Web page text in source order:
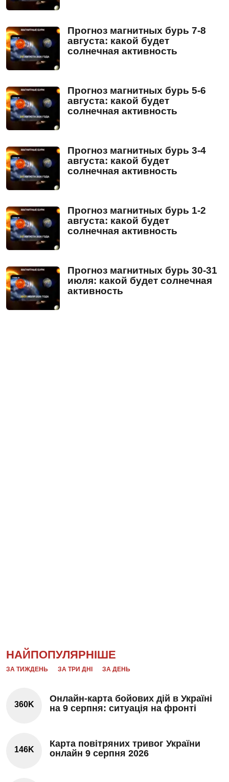
Прогноз магнитных бурь 7-8
августа: какой будет
солнечная активность
Прогноз магнитных бурь 5-6
августа: какой будет
солнечная активность
Прогноз магнитных бурь 3-4
августа: какой будет
солнечная активность
Прогноз магнитных бурь 1-2
августа: какой будет
солнечная активность
Прогноз магнитных бурь 30-31
июля: какой будет солнечная
активность
НАЙПОПУЛЯРНІШЕ
ЗА ТИЖДЕНЬ ЗА ТРИ ДНІ ЗА ДЕНЬ
360K
Онлайн-карта бойових дій в Україні
на 9 серпня: ситуація на фронті
146K
Карта повітряних тривог України
онлайн 9 серпня 2026